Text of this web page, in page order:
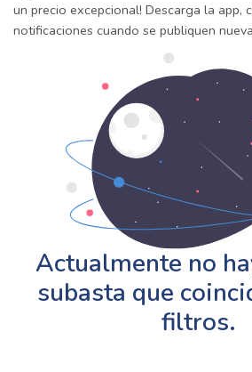
un precio excepcional! Descarga la app,
notificaciones cuando se publiquen
Actualmente no
subasta que
filtros.